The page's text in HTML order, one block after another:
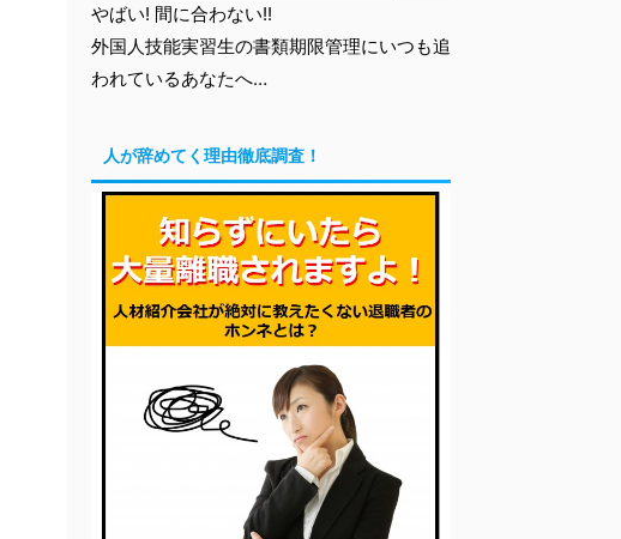
やばい! 間に合わない!!
外国人技能実習生の書類期限管理にいつも追
われているあなたへ…
人が辞めてく理由徹底調査！